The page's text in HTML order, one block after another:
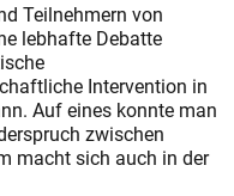
Teilnehmern von
lebhafte Debatte
Intervention in
Auf eines konnte man
zwischen
macht sich auch in der